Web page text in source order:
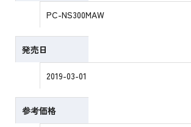
PC-NS300MAW
発売日
2019-03-01
参考価格